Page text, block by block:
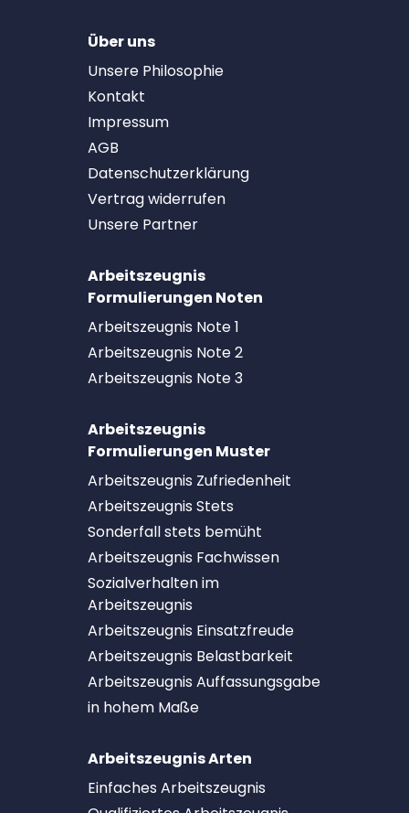
Über uns
Unsere Philosophie
Kontakt
Impressum
AGB
Datenschutzerklärung
Vertrag widerrufen
Unsere Partner
Arbeitszeugnis
Formulierungen Noten
Arbeitszeugnis Note 1
Arbeitszeugnis Note 2
Arbeitszeugnis Note 3
Arbeitszeugnis
Formulierungen Muster
Arbeitszeugnis Zufriedenheit
Arbeitszeugnis Stets
Sonderfall stets bemüht
Arbeitszeugnis Fachwissen
Sozialverhalten im
Arbeitszeugnis
Arbeitszeugnis Einsatzfreude
Arbeitszeugnis Belastbarkeit
Arbeitszeugnis Auffassungsgabe
in hohem Maße
Arbeitszeugnis Arten
Einfaches Arbeitszeugnis